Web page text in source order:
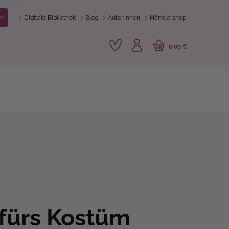
Digitale Bibliothek Blog Autor:innen Händlershop
0,00 €
Kostüm